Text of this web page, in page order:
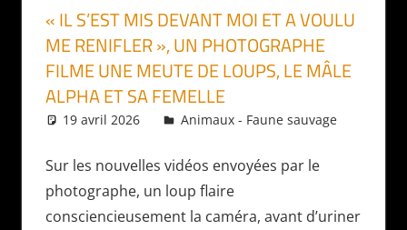
« IL S’EST MIS DEVANT MOI ET A VOULU
ME RENIFLER », UN PHOTOGRAPHE
FILME UNE MEUTE DE LOUPS, LE MÂLE
ALPHA ET SA FEMELLE
19 avril 2026 Daniel
Animaux - Faune sauvage
Sur les nouvelles vidéos envoyées par le
photographe, un loup flaire
consciencieusement la caméra, avant d’uriner